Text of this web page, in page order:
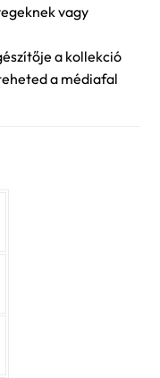
vagy
a kollekció
a médiafal